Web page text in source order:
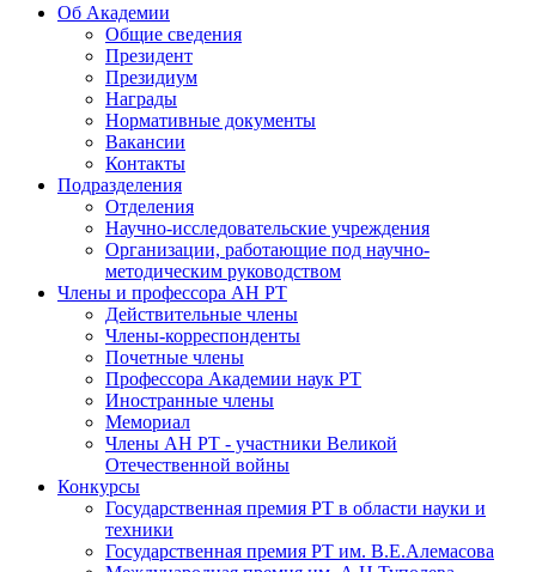
Об Академии
Общие сведения
Президент
Президиум
Награды
Нормативные документы
Вакансии
Контакты
Подразделения
Отделения
Научно-исследовательские учреждения
Организации, работающие под научно-
методическим руководством
Члены и профессора АН РТ
Действительные члены
Члены-корреспонденты
Почетные члены
Профессора Академии наук РТ
Иностранные члены
Мемориал
Члены АН РТ - участники Великой
Отечественной войны
Конкурсы
Государственная премия РТ в области науки и
техники
Государственная премия РТ им. В.Е.Алемасова